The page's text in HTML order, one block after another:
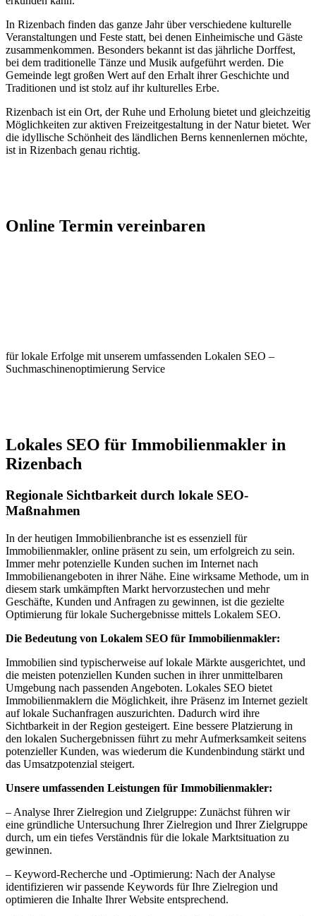
In Rizenbach finden das ganze Jahr über verschiedene kulturelle
Veranstaltungen und Feste statt, bei denen Einheimische und Gäste
zusammenkommen. Besonders bekannt ist das jährliche Dorffest,
bei dem traditionelle Tänze und Musik aufgeführt werden. Die
Gemeinde legt großen Wert auf den Erhalt ihrer Geschichte und
Traditionen und ist stolz auf ihr kulturelles Erbe.
Rizenbach ist ein Ort, der Ruhe und Erholung bietet und gleichzeitig
Möglichkeiten zur aktiven Freizeitgestaltung in der Natur bietet. Wer
die idyllische Schönheit des ländlichen Berns kennenlernen möchte,
ist in Rizenbach genau richtig.
Online Termin vereinbaren
für lokale Erfolge mit unserem umfassenden Lokalen SEO –
Suchmaschinenoptimierung Service
Lokales SEO für Immobilienmakler in
Rizenbach
Regionale Sichtbarkeit durch lokale SEO-
Maßnahmen
In der heutigen Immobilienbranche ist es essenziell für
Immobilienmakler, online präsent zu sein, um erfolgreich zu sein.
Immer mehr potenzielle Kunden suchen im Internet nach
Immobilienangeboten in ihrer Nähe. Eine wirksame Methode, um in
diesem stark umkämpften Markt hervorzustechen und mehr
Geschäfte, Kunden und Anfragen zu gewinnen, ist die gezielte
Optimierung für lokale Suchergebnisse mittels Lokalem SEO.
Die Bedeutung von Lokalem SEO für Immobilienmakler:
Immobilien sind typischerweise auf lokale Märkte ausgerichtet, und
die meisten potenziellen Kunden suchen in ihrer unmittelbaren
Umgebung nach passenden Angeboten. Lokales SEO bietet
Immobilienmaklern die Möglichkeit, ihre Präsenz im Internet gezielt
auf lokale Suchanfragen auszurichten. Dadurch wird ihre
Sichtbarkeit in der Region gesteigert. Eine bessere Platzierung in
den lokalen Suchergebnissen führt zu mehr Aufmerksamkeit seitens
potenzieller Kunden, was wiederum die Kundenbindung stärkt und
das Umsatzpotenzial steigert.
Unsere umfassenden Leistungen für Immobilienmakler:
– Analyse Ihrer Zielregion und Zielgruppe: Zunächst führen wir
eine gründliche Untersuchung Ihrer Zielregion und Ihrer Zielgruppe
durch, um ein tiefes Verständnis für die lokale Marktsituation zu
gewinnen.
– Keyword-Recherche und -Optimierung: Nach der Analyse
identifizieren wir passende Keywords für Ihre Zielregion und
optimieren die Inhalte Ihrer Website entsprechend.